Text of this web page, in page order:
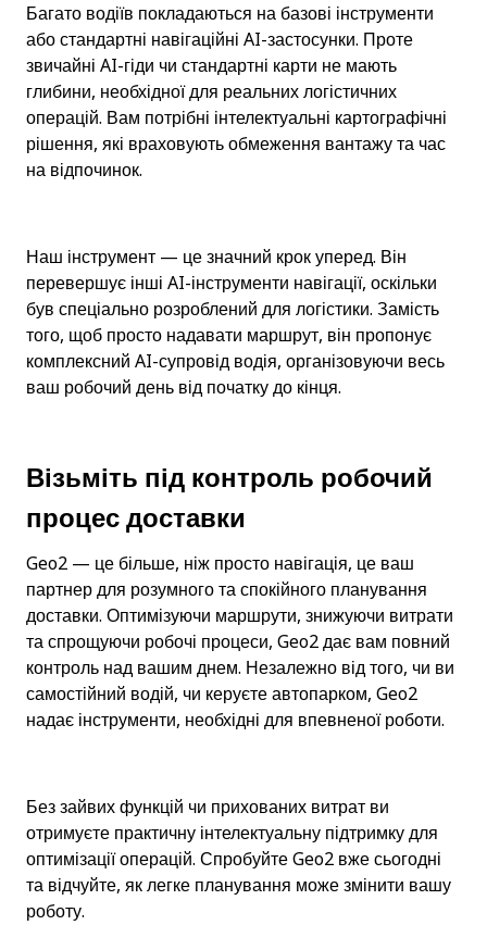
Багато водіїв покладаються на базові інструменти
або стандартні навігаційні AI-застосунки. Проте
звичайні AI-гіди чи стандартні карти не мають
глибини, необхідної для реальних логістичних
операцій. Вам потрібні інтелектуальні картографічні
рішення, які враховують обмеження вантажу та час
на відпочинок.
Наш інструмент — це значний крок уперед. Він
перевершує інші AI-інструменти навігації, оскільки
був спеціально розроблений для логістики. Замість
того, щоб просто надавати маршрут, він пропонує
комплексний AI-супровід водія, організовуючи весь
ваш робочий день від початку до кінця.
Візьміть під контроль робочий
процес доставки
Geo2 — це більше, ніж просто навігація, це ваш
партнер для розумного та спокійного планування
доставки. Оптимізуючи маршрути, знижуючи витрати
та спрощуючи робочі процеси, Geo2 дає вам повний
контроль над вашим днем. Незалежно від того, чи ви
самостійний водій, чи керуєте автопарком, Geo2
надає інструменти, необхідні для впевненої роботи.
Без зайвих функцій чи прихованих витрат ви
отримуєте практичну інтелектуальну підтримку для
оптимізації операцій. Спробуйте Geo2 вже сьогодні
та відчуйте, як легке планування може змінити вашу
роботу.